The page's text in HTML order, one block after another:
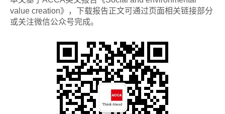
value creation》，下载报告正文可通过页面相关链接部分
或关注微信公众号完成。